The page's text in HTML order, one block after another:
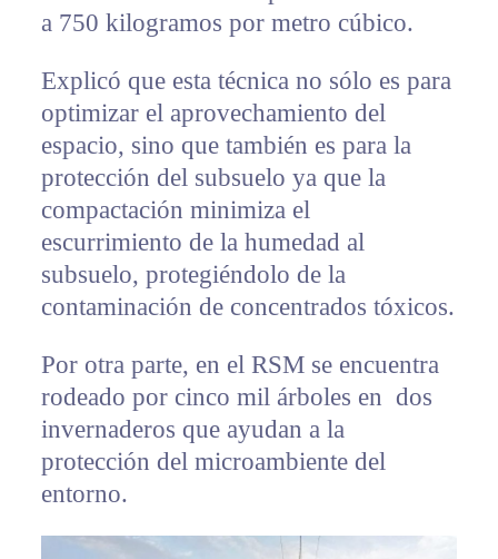
a 750 kilogramos por metro cúbico.
Explicó que esta técnica no sólo es para
optimizar el aprovechamiento del
espacio, sino que también es para la
protección del subsuelo ya que la
compactación minimiza el
escurrimiento de la humedad al
subsuelo, protegiéndolo de la
contaminación de concentrados tóxicos.
Por otra parte, en el RSM se encuentra
rodeado por cinco mil árboles en dos
invernaderos que ayudan a la
protección del microambiente del
entorno.